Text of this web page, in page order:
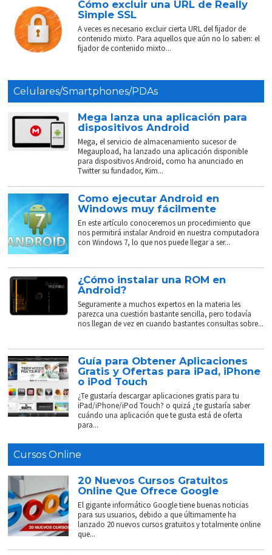
Cómo excluir una URL de Really
Simple SSL
A veces es necesario excluir cierta URL del fijador de
contenido mixto. Para aquellos que aún no lo saben: el
fijador de contenido mixto...
Celulares/Smartphones/PDAs
Mega lanza una aplicación para
dispositivos Android
Mega, el servicio de almacenamiento sucesor de
Megaupload, ha lanzado una aplicación disponible
para dispositivos Android, como ha anunciado en
Twitter su fundador, Kim...
Como ejecutar Android en
Windows muy fácilmente
En este artículo conoceremos un procedimiento que
nos permitirá instalar Android en nuestra computadora
con Windows 7, lo que nos puede llegar a ser...
¿Cómo instalar una ROM en
Android?
Seguramente a muchos expertos en la materia les
parezca una cuestión bastante sencilla, pero todavía
nos llegan de vez en cuando bastantes consultas sobre...
Guía para Obtener Aplicaciones
Gratis y Ofertas para iPad, iPhone
o iPod Touch
¿Te gustaría descargar aplicaciones gratis para tu
iPad/iPhone/iPod Touch? o quizá ¿te gustaría saber
cuándo una aplicación que te gusta está de oferta
para...
Cursos Online
20 Nuevos Cursos Gratuitos
Online Que Ofrece Google
El gigante informático Google tiene buenas noticias
para sus usuarios, debido a que últimamente ha
lanzado 20 nuevos cursos gratuitos y totalmente online
que...